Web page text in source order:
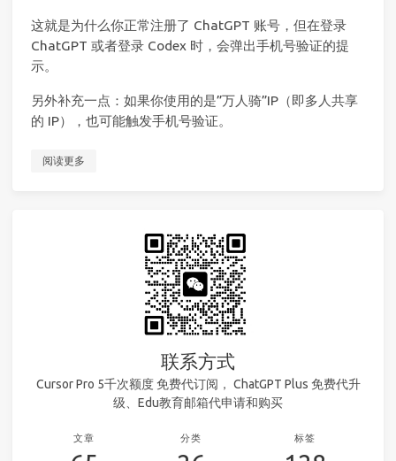
这就是为什么你正常注册了 ChatGPT 账号，但在登录
ChatGPT 或者登录 Codex 时，会弹出手机号验证的提
示。
另外补充一点：如果你使用的是”万人骑”IP（即多人共享
的 IP），也可能触发手机号验证。
阅读更多
联系方式
Cursor Pro 5千次额度 免费代订阅， ChatGPT Plus 免费代升
级、Edu教育邮箱代申请和购买
文章 分类 标签